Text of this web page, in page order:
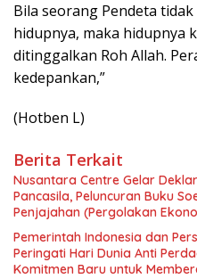
Bila seorang Pendeta tidak
hidupnya, maka hidupnya
ditinggalkan Roh Allah.
kedepankan,”
(Hotben L)
Berita Terkait
Nusantara Centre Gelar
Pancasila, Peluncuran Buku
Penjajahan (Pergolakan
Simposium Nasional
Nasional dan Kesejahteraan
Menuju Indonesia Emas 2045”,
Pemerintah Indonesia dan
Peringati Hari Dunia Anti
Komitmen Baru untuk